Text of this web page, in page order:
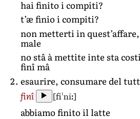
hai finito i compiti?
t’æ finio i compiti?
non metterti in
male
no stâ à mettite inte sta
finî mâ
esaurire, consumare del
finî
[fiˈniː]
abbiamo finito il latte